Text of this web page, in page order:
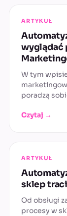
ARTYKUŁ
wyglądać
W tym
poradzą
Czytaj →
ARTYKUŁ
sklep
Od obsługi
procesy w